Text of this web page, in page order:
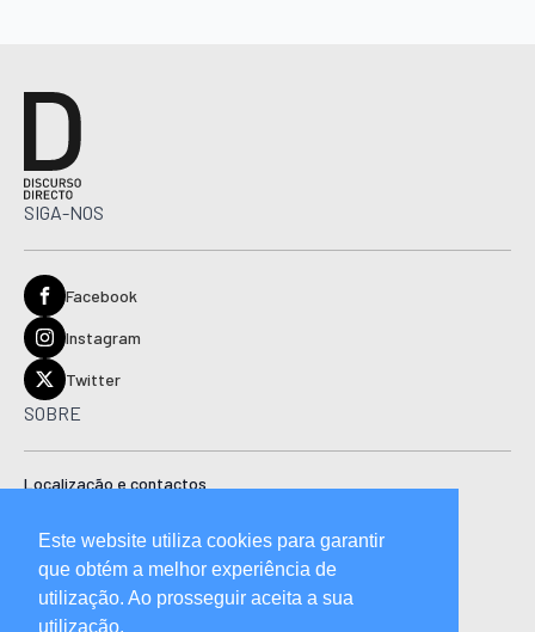
SIGA-NOS
Facebook
Instagram
Twitter
SOBRE
Localização e contactos
Ficha técnica
Manual de boas práticas editoriais e código de conduta
Este website utiliza cookies para garantir
que obtém a melhor experiência de
utilização. Ao prosseguir aceita a sua
utilização.